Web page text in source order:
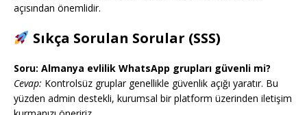
açısından önemlidir.
Sıkça Sorulan Sorular (SSS)
Soru: Almanya evlilik WhatsApp grupları güvenli mi?
Cevap: Kontrolsüz gruplar genellikle güvenlik açığı yaratır. Bu
yüzden admin destekli, kurumsal bir platform üzerinden iletişim